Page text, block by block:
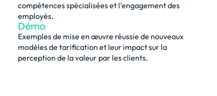
compétences spécialisées et l'engagement des
employés.
Démo
Exemples de mise en œuvre réussie de nouveaux
modèles de tarification et leur impact sur la
perception de la valeur par les clients.